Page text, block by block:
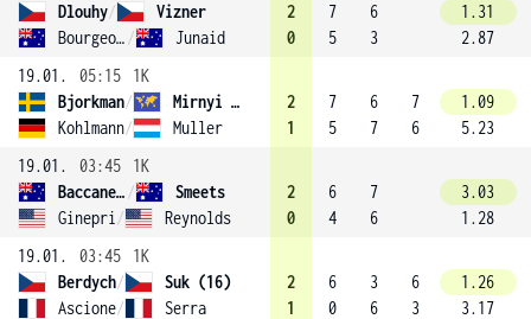
Dlouhy/
Vizner
Bourgeois / Junaid
2
0
7
5
6
3
1.31
2.87
19.01.
05:15
1K
Bjorkman/
Mirnyi (2)
Kohlmann/ Muller
2
1
7
5
6
7
7
6
1.09
5.23
19.01.
03:45
1K
Baccanello /
Smeets
Ginepri / Reynolds
2
0
6
4
7
6
3.03
1.28
19.01.
03:45
1K
Berdych/
Suk (16)
Ascione/ Serra
2
1
6
0
3
6
6
3
1.26
3.17